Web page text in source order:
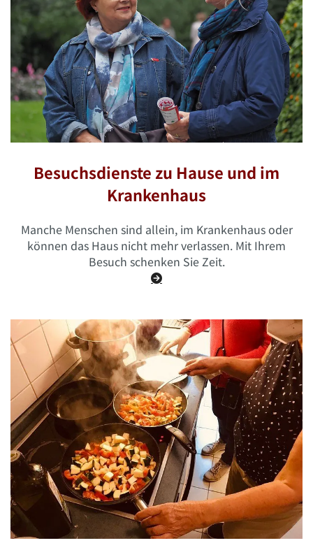
Besuchsdienste zu Hause und im
Krankenhaus
Manche Menschen sind allein, im Krankenhaus oder
können das Haus nicht mehr verlassen. Mit Ihrem
Besuch schenken Sie Zeit.
